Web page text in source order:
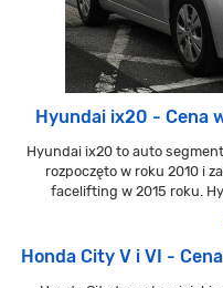
Hyundai ix20 - Cena
Hyundai ix20 to auto
rozpoczęto w roku 2010 i
facelifting w 2015 roku.
Honda City V i VI -